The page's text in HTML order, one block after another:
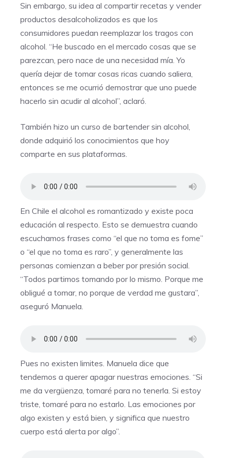
Sin embargo, su idea al compartir recetas y vender
productos desalcoholizados es que los
consumidores puedan reemplazar los tragos con
alcohol. “He buscado en el mercado cosas que se
parezcan, pero nace de una necesidad mía. Yo
quería dejar de tomar cosas ricas cuando saliera,
entonces se me ocurrió demostrar que uno puede
hacerlo sin acudir al alcohol”, aclaró.
También hizo un curso de bartender sin alcohol,
donde adquirió los conocimientos que hoy
comparte en sus plataformas.
En Chile el alcohol es romantizado y existe poca
educación al respecto. Esto se demuestra cuando
escuchamos frases como “el que no toma es fome”
o “el que no toma es raro”, y generalmente las
personas comienzan a beber por presión social.
“Todos partimos tomando por lo mismo. Porque me
obligué a tomar, no porque de verdad me gustara”,
aseguró Manuela.
Pues no existen limites. Manuela dice que
tendemos a querer apagar nuestras emociones. “Si
me da vergüenza, tomaré para no tenerla. Si estoy
triste, tomaré para no estarlo. Las emociones por
algo existen y está bien, y significa que nuestro
cuerpo está alerta por algo”.